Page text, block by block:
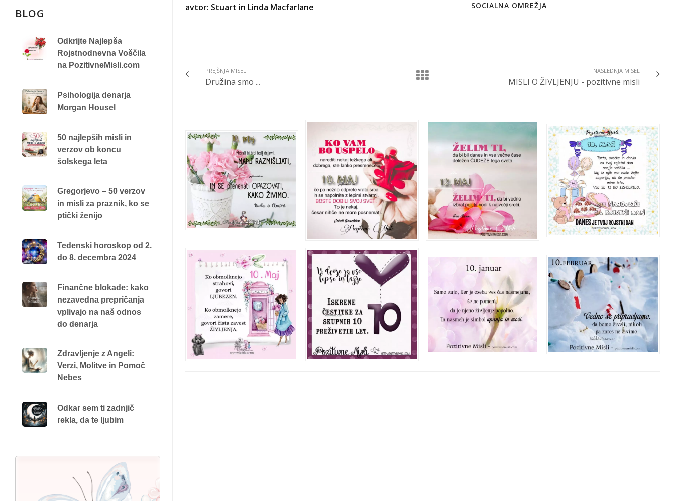
avtor: Stuart in Linda Macfarlane SOCIALNA OMREŽJA
PREJŠNJA MISEL
Družina smo ...
NASLEDNJA MISEL
MISLI O ŽIVLJENJU - pozitivne misli
BLOG
Odkrijte Najlepša
Rojstnodnevna Voščila
na PozitivneMisli.com
Psihologija denarja
Morgan Housel
50 najlepših misli in
verzov ob koncu
šolskega leta
Gregorjevo – 50 verzov
in misli za praznik, ko se
ptički ženijo
Tedenski horoskop od 2.
do 8. decembra 2024
Finančne blokade: kako
nezavedna prepričanja
vplivajo na naš odnos
do denarja
Zdravljenje z Angeli:
Verzi, Molitve in Pomoč
Nebes
Odkar sem ti zadnjič
rekla, da te ljubim